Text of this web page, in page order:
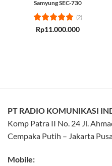
Samyung SEC-730
Rated5
(2)
Rp11.000.000
PT RADIO KOMUNIKASI
Komp Patra II No. 24 Jl.
Cempaka Putih – Jakarta
Mobile: